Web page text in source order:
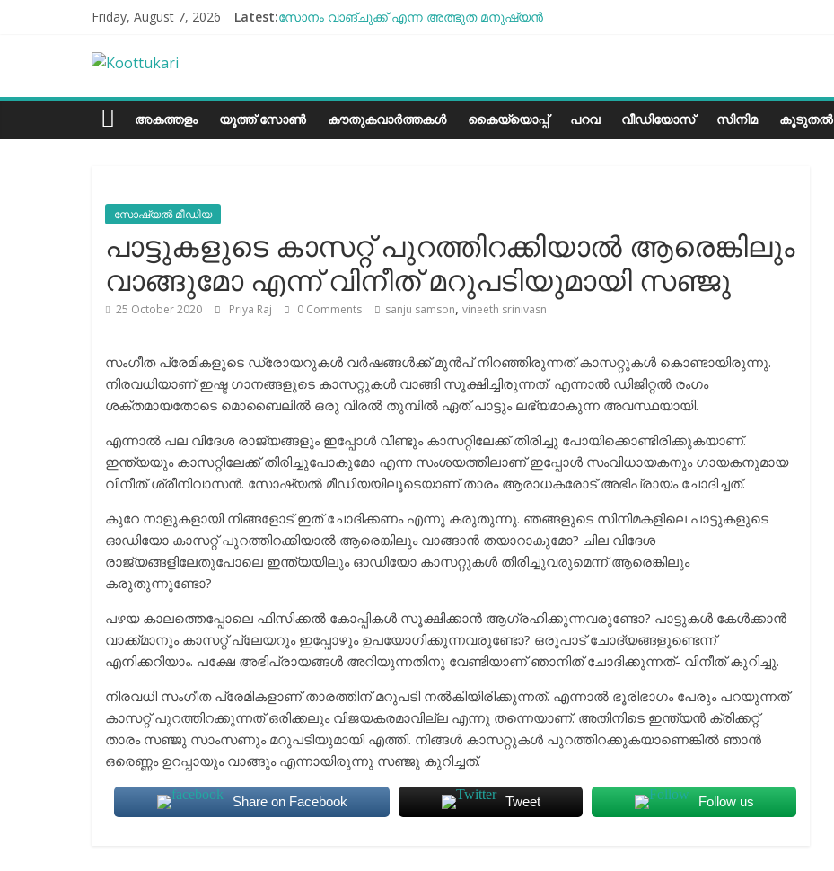
Friday, August 7, 2026 Latest:സോനം വാങ്ചുക്ക് എന്ന അത്ഭുത മനുഷ്യന്‍
ചില്ലുഭരണിയിലെ പാരീസ് മിഠായികള്‍
Koottukari
Kottukariഅകത്തളം യൂത്ത് സോൺ കൗതുകവാർത്തകൾ കൈയ്യൊപ്പ് പറവ വീഡിയോസ് സിനിമ കൂടുതൽ
സോഷ്യല്‍ മീഡിയ
പാട്ടുകളുടെ കാസറ്റ് പുറത്തിറക്കിയാൽ ആരെങ്കിലും
വാങ്ങുമോ എന്ന് വിനീത് മറുപടിയുമായി സഞ്ജു
25 October 2020 Priya Raj 0 Comments sanju samson, vineeth srinivasn
സം​ഗീത പ്രേമികളുടെ ഡ്രോയറുകൾ വർഷങ്ങൾക്ക് മുൻപ് നിറഞ്ഞിരുന്നത് കാസറ്റുകൾ കൊണ്ടായിരുന്നു.
നിരവധിയാണ് ഇഷ്ട ​ഗാനങ്ങളുടെ കാസറ്റുകൾ വാങ്ങി സൂക്ഷിച്ചിരുന്നത്. എന്നാൽ ഡിജിറ്റൽ രം​ഗം
ശക്തമായതോടെ മൊബൈലിൽ ഒരു വിരൽ തുമ്പിൽ ഏത് പാട്ടും ലഭ്യമാകുന്ന അവസ്ഥയായി.
എന്നാൽ പല വിദേശ രാജ്യങ്ങളും ഇപ്പോൾ വീണ്ടും കാസറ്റിലേക്ക് തിരിച്ചു പോയിക്കൊണ്ടിരിക്കുകയാണ്.
ഇന്ത്യയും കാസറ്റിലേക്ക് തിരിച്ചുപോകുമോ എന്ന സംശയത്തിലാണ് ഇപ്പോൾ സംവിധായകനും ​ഗായകനുമായ
വിനീത് ശ്രീനിവാസൻ. സോഷ്യൽ മീഡിയയിലൂടെയാണ് താരം ആരാധകരോട് അഭിപ്രായം ചോദിച്ചത്.
കുറേ നാളുകളായി നിങ്ങളോട് ഇത് ചോദിക്കണം എന്നു കരുതുന്നു. ഞങ്ങളുടെ സിനിമകളിലെ പാട്ടുകളുടെ
ഓഡിയോ കാസറ്റ് പുറത്തിറക്കിയാൽ ആരെങ്കിലും വാങ്ങാൻ തയാറാകുമോ? ചില വിദേശ
രാജ്യങ്ങളിലേതുപോലെ ഇന്ത്യയിലും ഓഡിയോ കാസറ്റുകൾ തിരിച്ചുവരുമെ‌ന്ന് ആരെങ്കിലും
കരുതുന്നുണ്ടോ?
പഴയ കാലത്തെപ്പോലെ ഫിസിക്കൽ കോപ്പികൾ സൂക്ഷിക്കാൻ ആ​ഗ്രഹിക്കുന്നവരുണ്ടോ? പാട്ടുകൾ കേൾക്കാൻ
വാക്ക്മാനും കാസറ്റ് പ്ലേയറും ഇപ്പോഴും ഉപയോ​ഗിക്കുന്നവരുണ്ടോ? ഒരുപാട് ചോദ്യങ്ങളുണ്ടെന്ന്
എനിക്കറിയാം. പക്ഷേ അഭിപ്രായങ്ങൾ അറിയുന്നതിനു വേണ്ടിയാണ് ഞാനിത് ചോദിക്കുന്നത്- വിനീത് കുറിച്ചു.
നിരവധി സം​ഗീത പ്രേമികളാണ് താരത്തിന് മറുപടി നൽകിയിരിക്കുന്നത്. എന്നാൽ ഭൂരിഭാ​ഗം പേരും പറയുന്നത്
കാസറ്റ് പുറത്തിറക്കുന്നത് ഒരിക്കലും വിജയകരമാവില്ല എന്നു തന്നെയാണ്. അതിനിടെ ഇന്ത്യൻ ക്രിക്കറ്റ്
താരം സഞ്ജു സാംസണും മറുപടിയുമായി എത്തി. നിങ്ങൾ കാസറ്റുകൾ പുറത്തിറക്കുകയാണെങ്കിൽ ഞാൻ
ഒരെണ്ണം ഉറപ്പായും വാങ്ങും എന്നായിരുന്നു സഞ്ജു കുറിച്ചത്.
Share on Facebook Tweet Follow us